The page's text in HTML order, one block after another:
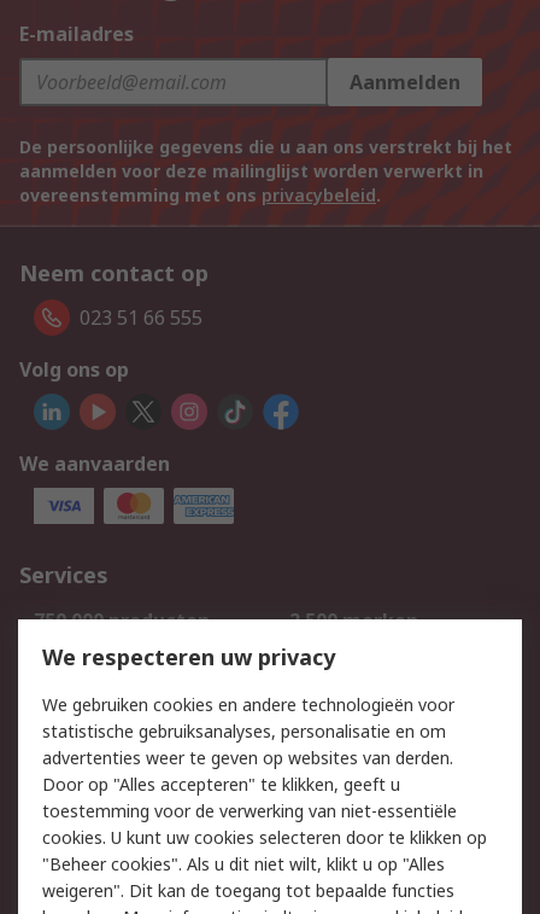
E-mailadres
Aanmelden
De persoonlijke gegevens die u aan ons verstrekt bij het
aanmelden voor deze mailinglijst worden verwerkt in
overeenstemming met ons privacybeleid.
Neem contact op
023 51 66 555
Volg ons op
We aanvaarden
Services
750.000 producten
2.500 merken
Bestellen
Inkoopoplossingen
Track & Trace
Wettelijk
Cookiebeleid
Email veiligheid
Privacybeleid
Websitevoorwaarden
Algemene
We respecteren uw privacy
We gebruiken cookies en andere technologieën voor
statistische gebruiksanalyses, personalisatie en om
advertenties weer te geven op websites van derden.
Door op "Alles accepteren" te klikken, geeft u
toestemming voor de verwerking van niet-essentiële
cookies. U kunt uw cookies selecteren door te klikken op
"Beheer cookies". Als u dit niet wilt, klikt u op "Alles
weigeren". Dit kan de toegang tot bepaalde functies